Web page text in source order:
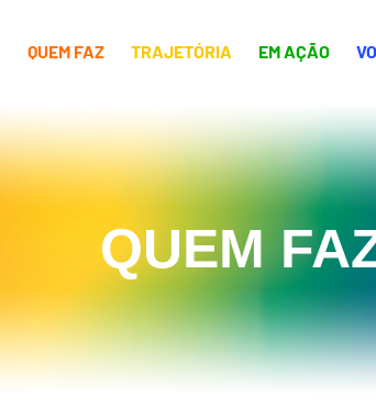
QUEM FAZ TRAJETÓRIA EM AÇÃO
QUEM